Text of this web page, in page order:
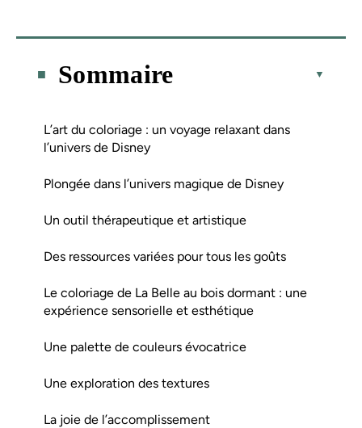
Sommaire
L’art du coloriage : un voyage relaxant dans
l’univers de Disney
Plongée dans l’univers magique de Disney
Un outil thérapeutique et artistique
Des ressources variées pour tous les goûts
Le coloriage de La Belle au bois dormant : une
expérience sensorielle et esthétique
Une palette de couleurs évocatrice
Une exploration des textures
La joie de l’accomplissement